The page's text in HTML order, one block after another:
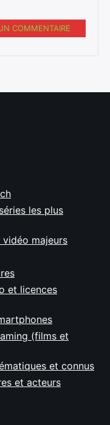
COMMENTAIRE
les plus
majeurs
et licences
(films et
et connus
et acteurs